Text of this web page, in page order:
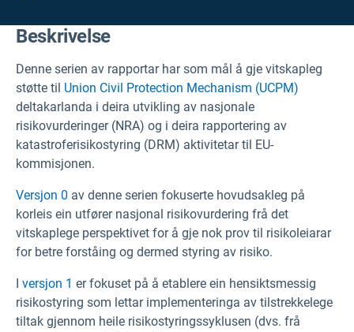
Beskrivelse
Denne serien av rapportar har som mål å gje vitskapleg
støtte til Union Civil Protection Mechanism (UCPM)
deltakarlanda i deira utvikling av nasjonale
risikovurderinger (NRA) og i deira rapportering av
katastroferisikostyring (DRM) aktivitetar til EU-
kommisjonen.
Versjon 0 av denne serien fokuserte hovudsakleg på
korleis ein utfører nasjonal risikovurdering frå det
vitskaplege perspektivet for å gje nok prov til risikoleiarar
for betre forståing og dermed styring av risiko.
I versjon 1 er fokuset på å etablere ein hensiktsmessig
risikostyring som lettar implementeringa av tilstrekkelege
tiltak gjennom heile risikostyringssyklusen (dvs. frå